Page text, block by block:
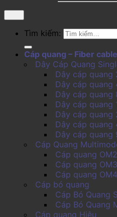
Tìm kiếm:
Cáp quang – Fiber cable
Dây Cáp Quang
Dây cáp quang
Dây cáp quang
Dây cáp quang
Dây cáp quang
Dây cáp quang
Dây cáp quang
Dây cáp quang
Cáp Quang
Cáp quang OM2
Cáp quang OM3
Cáp quang OM4
Cáp bó quang
Cáp Bó Quang
Cáp Bó Quang
Cáp quang Hiệu